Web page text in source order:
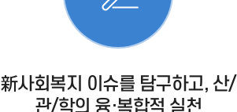
新사회복지 이슈를 탐구하고, 산/
관/학의 융·복합적 실천